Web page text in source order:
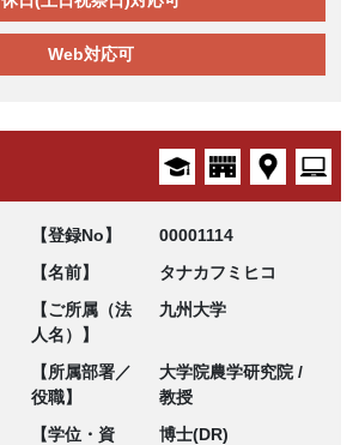
Web対応可
【登録No】
00001114
【名前】
タナカフミヒコ
【ご所属（法
人名）】
九州大学
【所属部署／
役職】
大学院農学研究院 /
教授
【学位・資
博士(DR)